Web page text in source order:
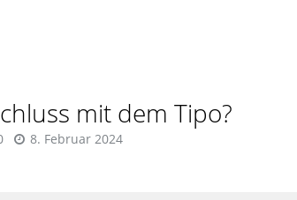
mit dem Tipo?
8. Februar 2024